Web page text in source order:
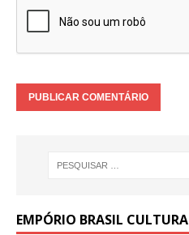
EMPÓRIO BRASIL CULTURA